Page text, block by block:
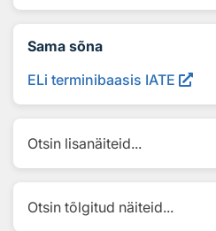
Sama sõna
ELi terminibaasis IATE
Otsin lisanäiteid...
Otsin tõlgitud näiteid...